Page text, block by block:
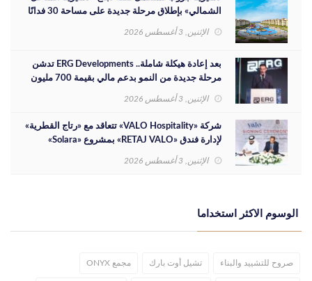
الشمالي» بإطلاق مرحلة جديدة على مساحة 30 فدانًا
الإثنين, 3 أغسطس 2026
بعد إعادة هيكلة شاملة.. ERG Developments تدشن
مرحلة جديدة من النمو بدعم مالي بقيمة 700 مليون
الإثنين, 3 أغسطس 2026
شركة «VALO Hospitality» تتعاقد مع «رتاج القطرية»
لإدارة فندق «RETAJ VALO» بمشروع «Solara»
الإثنين, 3 أغسطس 2026
الوسوم الاكثر استخداما
صروح للتشييد والبناء تشيل أوت بارك مجمع ONYX